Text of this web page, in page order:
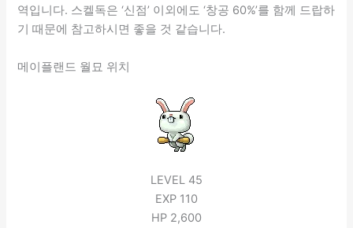
역입니다. 스켈독은 ‘신점’ 이외에도 ‘창공 60%’를 함께 드랍하
기 때문에 참고하시면 좋을 것 같습니다.
메이플랜드 월묘 위치
LEVEL 45
EXP 110
HP 2,600